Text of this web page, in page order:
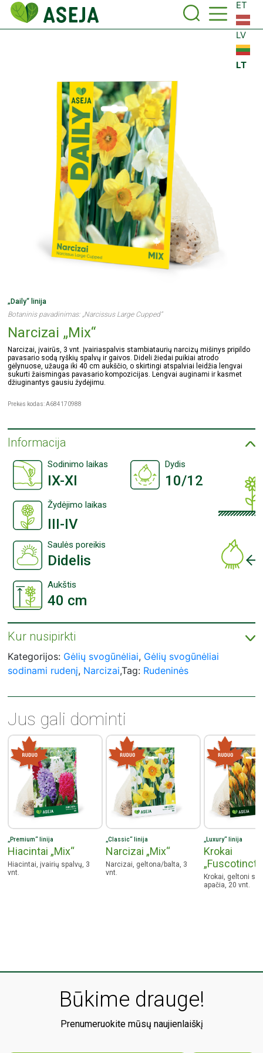
ET
LV
LT
„Daily“ linija
Botaninis pavadinimas: „Narcissus Large Cupped“
Narcizai „Mix“
Narcizai, įvairūs, 3 vnt. Įvairiaspalvis stambiataurių narcizų mišinys pripildo
pavasario sodą ryškių spalvų ir gaivos. Dideli žiedai puikiai atrodo
gėlynuose, užauga iki 40 cm aukščio, o skirtingi atspalviai leidžia lengvai
sukurti žaismingas pavasario kompozicijas. Lengvai auginami ir kasmet
džiuginantys gausiu žydėjimu.
Prekės kodas: A684170988
Informacija
Sodinimo laikas Dydis
IX-XI 10/12
Žydėjimo laikas
III-IV
Saulės poreikis
Didelis
Aukštis
40 cm
Kur nusipirkti
ASEJA svogūnėlių įsigykite prekybos centruose visoje Lietuvoje:
Prekybos centrai „Čia Market“;
Prekybos centrai „Gulbelė“;
Prekybos centrai „IKI“;
Prekybos centrai „Šilas“;
Prekybos centrai „Žirnis“.
Kategorijos: Gėlių svogūnėliai, Gėlių svogūnėliai
sodinami rudenį, Narcizai,Tag: Rudeninės
Jus gali dominti
„Premium“ linija
Hiacintai „Mix“
Hiacintai, įvairių spalvų, 3
vnt.
„Classic“ linija
Narcizai „Mix“
Narcizai, geltona/balta, 3
vnt.
„Luxury“ linija
Krokai
Krokai, geltoni su
apačia, 20 vnt.
Būkime drauge!
Prenumeruokite mūsų naujienlaiškį